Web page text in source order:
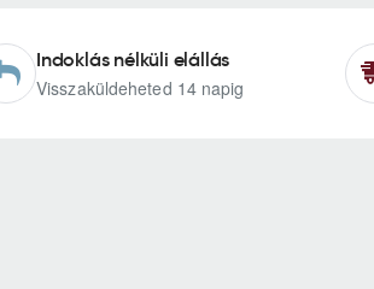
Indoklás nélküli elállás
Visszaküldeheted 14 napig